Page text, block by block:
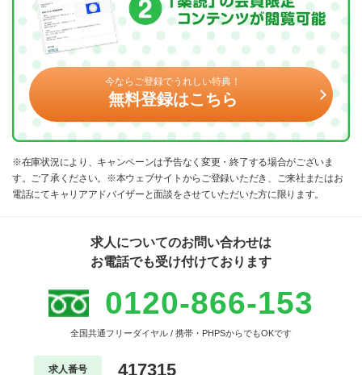
今ならご登録でうれしい特典！
無料登録はこちら
※在庫状況により、キャンペーンは予告なく変更・終了する場合がございま
す。ご了承ください。※本ウェブサイトからご登録いただき、ご来社またはお
電話にてキャリアアドバイザーと面談をさせていただいた方に限ります。
求人についてのお問い合わせは
お電話でも受け付けております
0120-866-153
全国共通フリーダイヤル / 携帯・PHPSからでもOKです
求人番号 417315